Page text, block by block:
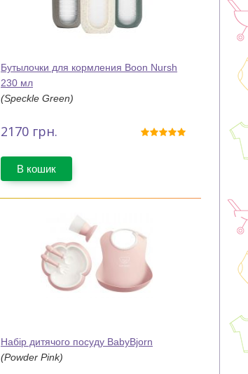
Бутылочки для кормления Boon Nursh
230 мл
(Speckle Green)
2170 грн.
В кошик
Набір дитячого посуду BabyBjorn
(Powder Pink)